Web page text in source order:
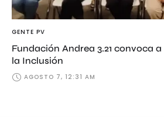
GENTE PV
Fundación Andrea 3.21 convoca
la Inclusión
AGOSTO 7, 12:31 AM